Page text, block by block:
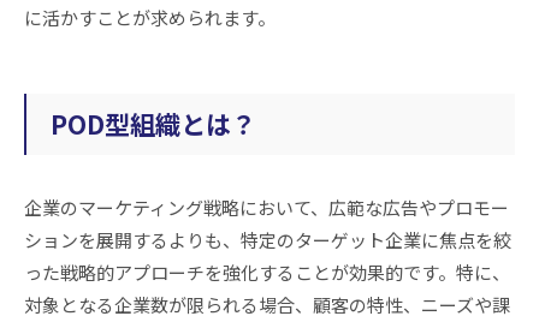
に活かすことが求められます。
POD型組織とは？
企業のマーケティング戦略において、広範な広告やプロモー
ションを展開するよりも、特定のターゲット企業に焦点を絞
った戦略的アプローチを強化することが効果的です。特に、
対象となる企業数が限られる場合、顧客の特性、ニーズや課